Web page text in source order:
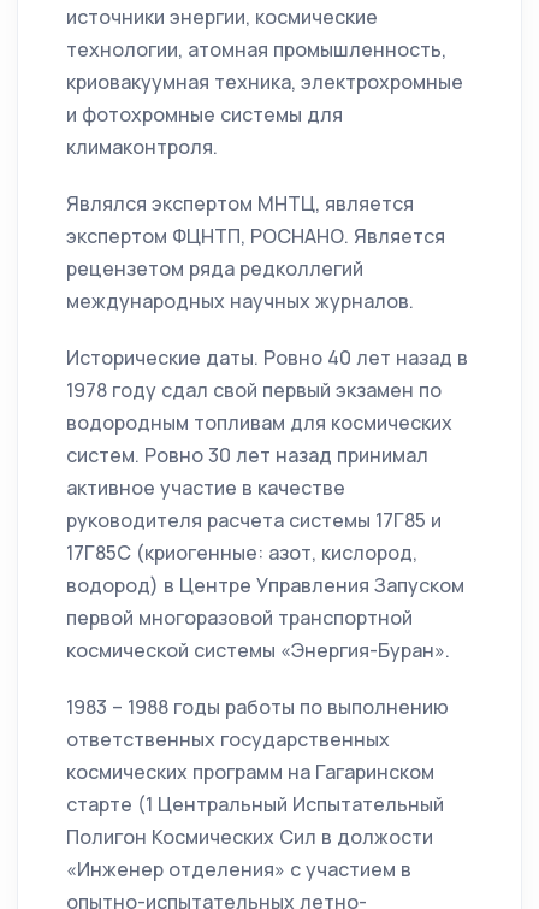
источники энергии, космические
технологии, атомная промышленность,
криовакуумная техника, электрохромные
и фотохромные системы для
климаконтроля.
Являлся экспертом МНТЦ, является
экспертом ФЦНТП, РОСНАНО. Является
рецензетом ряда редколлегий
международных научных журналов.
Исторические даты. Ровно 40 лет назад в
1978 году сдал свой первый экзамен по
водородным топливам для космических
систем. Ровно 30 лет назад принимал
активное участие в качестве
руководителя расчета системы 17Г85 и
17Г85С (криогенные: азот, кислород,
водород) в Центре Управления Запуском
первой многоразовой транспортной
космической системы «Энергия-Буран».
1983 – 1988 годы работы по выполнению
ответственных государственных
космических программ на Гагаринском
старте (1 Центральный Испытательный
Полигон Космических Сил в должости
«Инженер отделения» с участием в
опытно-испытательных летно-